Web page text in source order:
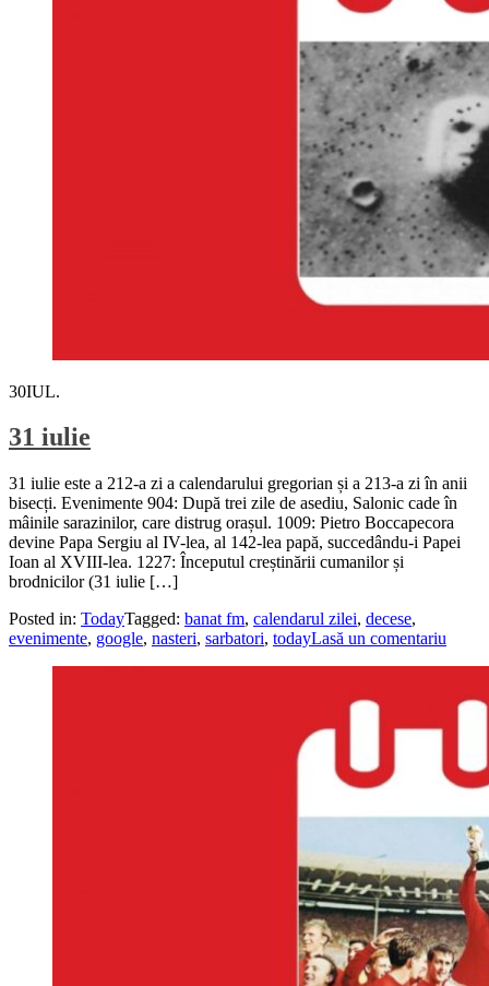
30IUL.
31 iulie
31 iulie este a 212-a zi a calendarului gregorian și a 213-a zi în anii
bisecți. Evenimente 904: După trei zile de asediu, Salonic cade în
mâinile sarazinilor, care distrug orașul. 1009: Pietro Boccapecora
devine Papa Sergiu al IV-lea, al 142-lea papă, succedându-i Papei
Ioan al XVIII-lea. 1227: Începutul creștinării cumanilor și
brodnicilor (31 iulie […]
Posted in: TodayTagged: banat fm, calendarul zilei, decese,
evenimente, google, nasteri, sarbatori, todayLasă un comentariu